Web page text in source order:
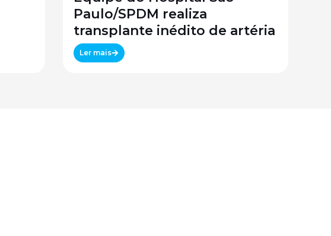
Paulo/SPDM realiza
transplante inédito de artéria
Ler mais